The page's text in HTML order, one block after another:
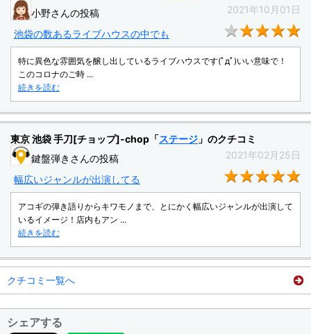
小野さんの投稿
2021年10月01日
池袋の数あるライブハウスの中でも
特に異色な雰囲気を醸し出しているライブハウスです(ﾟдﾟ)いい意味で！
このコロナのご時 ...
続きを読む
東京 池袋 手刀[チョップ]-chop「ステージ 」のクチコミ
鍵盤弾きさんの投稿
2021年02月25日
幅広いジャンルが出演してる
アコギの弾き語りからキワモノまで、とにかく幅広いジャンルが出演して
いるイメージ！店内もアン ...
続きを読む
クチコミ一覧へ
シェアする